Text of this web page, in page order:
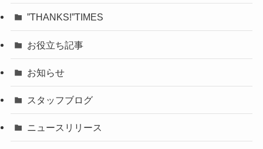
”THANKS!”TIMES
お役立ち記事
お知らせ
スタッフブログ
ニュースリリース